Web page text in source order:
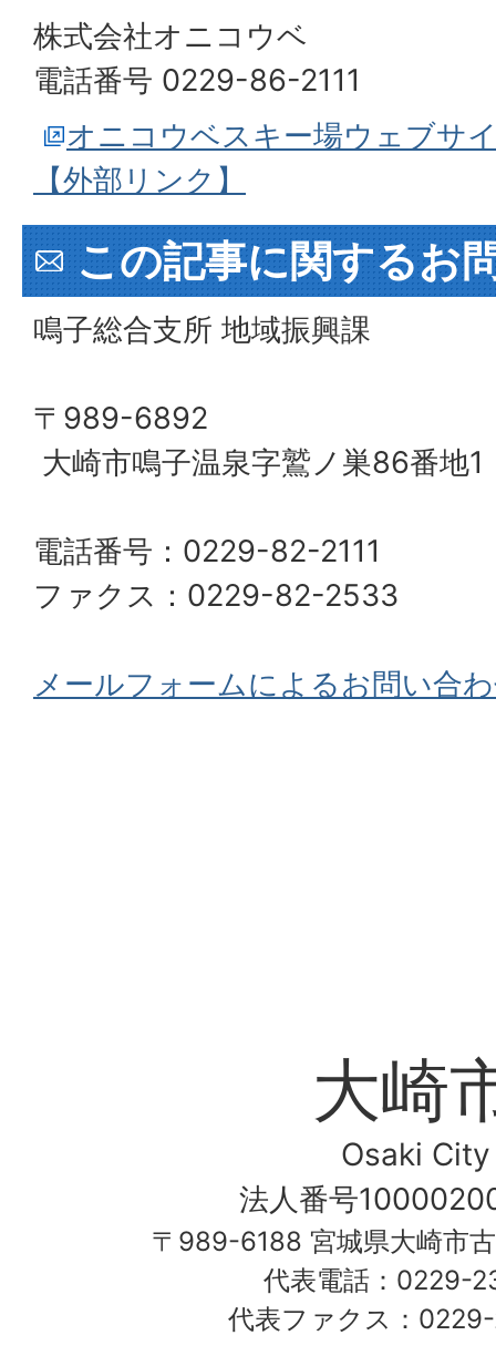
株式会社オニコウベ
電話番号 0229-86-2111
オニコウベスキー場ウェブサ
【外部リンク】
この記事に関するお
鳴子総合支所 地域振興課
〒989-6892
大崎市鳴子温泉字鷲ノ巣86番地1
電話番号：0229-82-2111
ファクス：0229-82-2533
メールフォームによるお問い合
大崎
Osaki City
法人番号
〒989-6188 宮城県大崎市
代表電話：0229-
代表ファクス：